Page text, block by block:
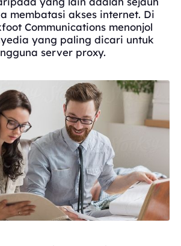
membatasi akses internet. Di
Communications menonjol
yang paling dicari untuk
server proxy.